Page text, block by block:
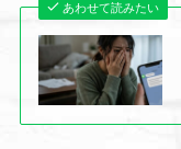
あわせて読みたい